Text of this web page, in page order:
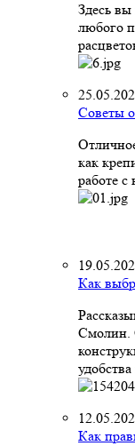
Здесь
любого
Советы
как
работе с
Как
Смолин.
Как